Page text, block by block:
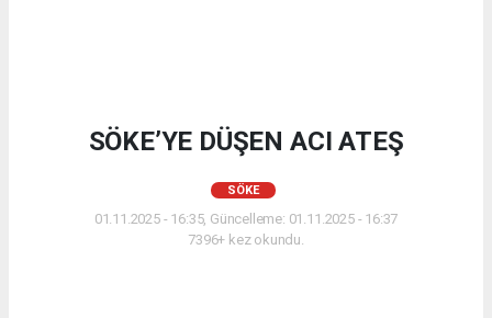
SÖKE’YE DÜŞEN ACI ATEŞ
SÖKE
01.11.2025 - 16:35, Güncelleme: 01.11.2025 - 16:37
7396+ kez okundu.